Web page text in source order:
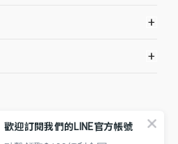
+
+
歡迎訂閱我們的LINE官方帳號